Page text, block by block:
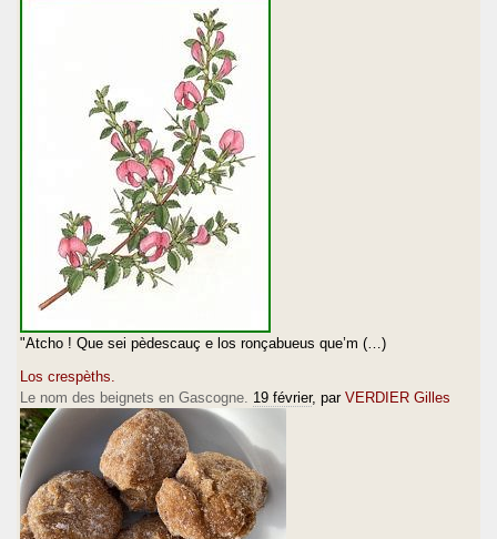
"Atcho ! Que sei pèdescauç e los ronçabueus que’m (…)
Los crespèths.
Le nom des beignets en Gascogne. 19 février, par VERDIER Gilles